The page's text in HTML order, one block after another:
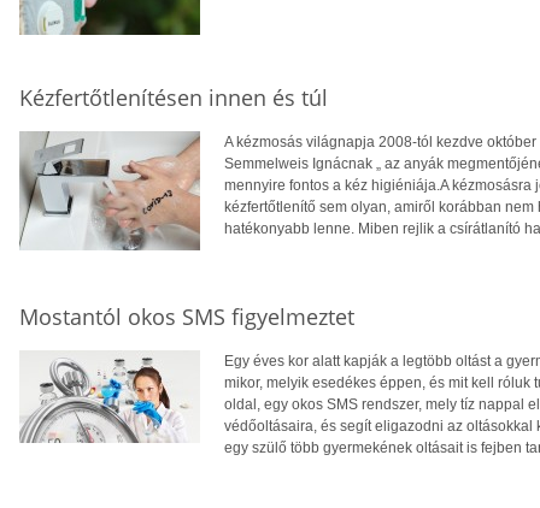
Kézfertőtlenítésen innen és túl
A kézmosás világnapja 2008-tól kezdve
Semmelweis Ignácnak „ az anyák
mennyire fontos a kéz higiéniája.A
kézfertőtlenítő sem olyan, amiről korábban
hatékonyabb lenne. Miben rejlik a csírátlanító
Mostantól okos SMS figyelmeztet
Egy éves kor alatt kapják a legtöbb oltást a
mikor, melyik esedékes éppen, és mit kell róluk
oldal, egy okos SMS rendszer, mely tíz nappal
védőoltásaira, és segít eligazodni az
egy szülő több gyermekének oltásait is fejben